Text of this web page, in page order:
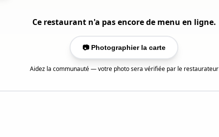
Ce restaurant n'a pas encore de menu en ligne.
📷 Photographier la carte
Aidez la communauté — votre photo sera vérifiée par le restaurateur